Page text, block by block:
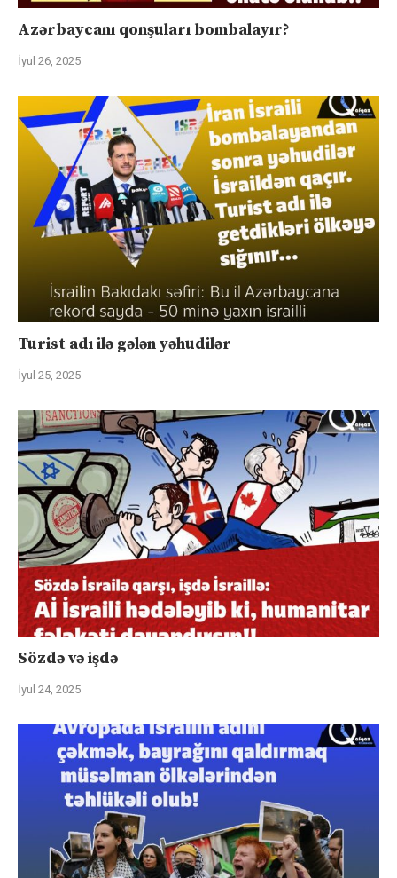
Azərbaycanı qonşuları bombalayır?
İyul 26, 2025
Turist adı ilə gələn yəhudilər
İyul 25, 2025
Sözdə və işdə
İyul 24, 2025